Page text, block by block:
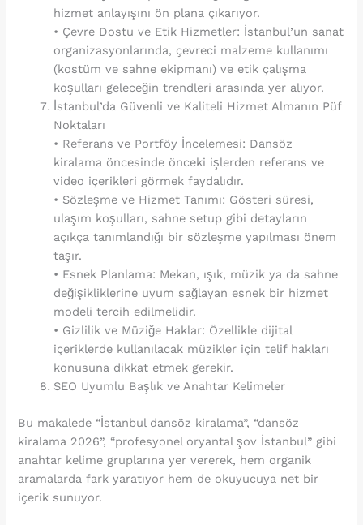
hizmet anlayışını ön plana çıkarıyor.
• Çevre Dostu ve Etik Hizmetler: İstanbul’un sanat
organizasyonlarında, çevreci malzeme kullanımı
(kostüm ve sahne ekipmanı) ve etik çalışma
koşulları geleceğin trendleri arasında yer alıyor.
İstanbul’da Güvenli ve Kaliteli Hizmet Almanın Püf
Noktaları
• Referans ve Portföy İncelemesi: Dansöz
kiralama öncesinde önceki işlerden referans ve
video içerikleri görmek faydalıdır.
• Sözleşme ve Hizmet Tanımı: Gösteri süresi,
ulaşım koşulları, sahne setup gibi detayların
açıkça tanımlandığı bir sözleşme yapılması önem
taşır.
• Esnek Planlama: Mekan, ışık, müzik ya da sahne
değişikliklerine uyum sağlayan esnek bir hizmet
modeli tercih edilmelidir.
• Gizlilik ve Müziğe Haklar: Özellikle dijital
içeriklerde kullanılacak müzikler için telif hakları
konusuna dikkat etmek gerekir.
SEO Uyumlu Başlık ve Anahtar Kelimeler
Bu makalede “İstanbul dansöz kiralama”, “dansöz
kiralama 2026”, “profesyonel oryantal şov İstanbul” gibi
anahtar kelime gruplarına yer vererek, hem organik
aramalarda fark yaratıyor hem de okuyucuya net bir
içerik sunuyor.